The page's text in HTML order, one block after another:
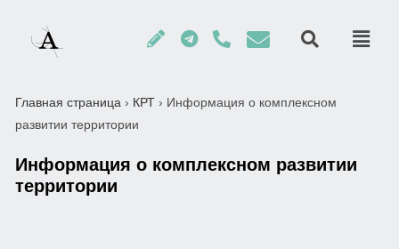
Главная страница › КРТ › Информация о комплексном
развитии территории
Информация о комплексном развитии
территории